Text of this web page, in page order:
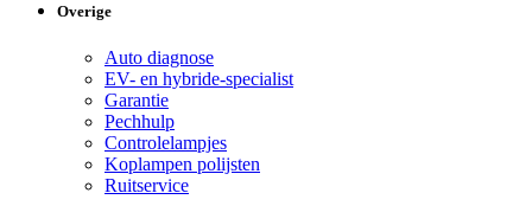
Overige
Auto diagnose
EV- en hybride-specialist
Garantie
Pechhulp
Controlelampjes
Koplampen polijsten
Ruitservice